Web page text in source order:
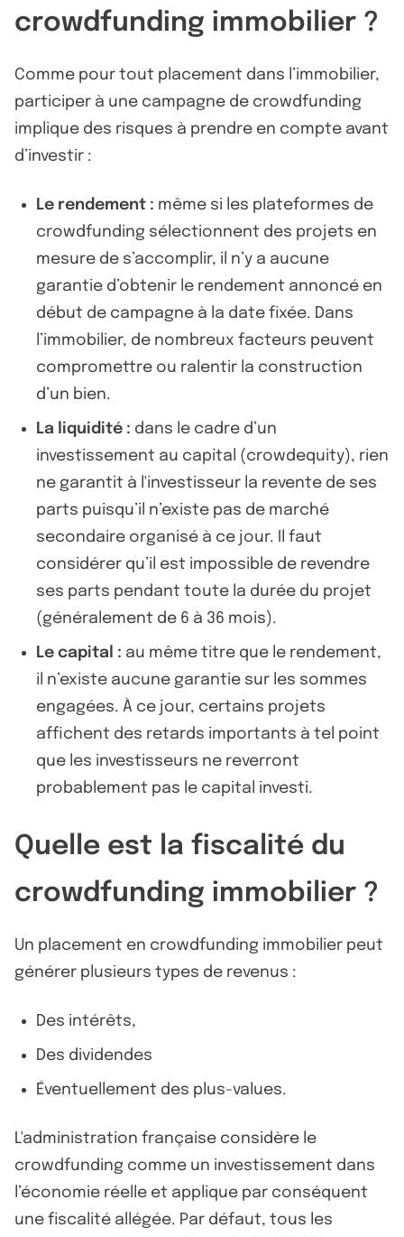
crowdfunding immobilier ?
Comme pour tout placement dans l’immobilier,
participer à une campagne de crowdfunding
implique des risques à prendre en compte avant
d’investir :
Le rendement : même si les plateformes de
crowdfunding sélectionnent des projets en
mesure de s’accomplir, il n’y a aucune
garantie d’obtenir le rendement annoncé en
début de campagne à la date fixée. Dans
l’immobilier, de nombreux facteurs peuvent
compromettre ou ralentir la construction
d’un bien.
La liquidité : dans le cadre d’un
investissement au capital (crowdequity), rien
ne garantit à l'investisseur la revente de ses
parts puisqu’il n’existe pas de marché
secondaire organisé à ce jour. Il faut
considérer qu’il est impossible de revendre
ses parts pendant toute la durée du projet
(généralement de 6 à 36 mois).
Le capital : au même titre que le rendement,
il n’existe aucune garantie sur les sommes
engagées. À ce jour, certains projets
affichent des retards importants à tel point
que les investisseurs ne reverront
probablement pas le capital investi.
Quelle est la fiscalité du
crowdfunding immobilier ?
Un placement en crowdfunding immobilier peut
générer plusieurs types de revenus :
Des intérêts,
Des dividendes
Éventuellement des plus-values.
L'administration française considère le
crowdfunding comme un investissement dans
l’économie réelle et applique par conséquent
une fiscalité allégée. Par défaut, tous les